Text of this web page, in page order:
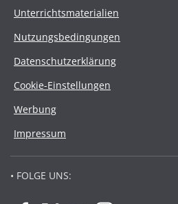
Unterrichtsmaterialien
Nutzungsbedingungen
Datenschutzerklärung
Cookie-Einstellungen
Werbung
Impressum
• FOLGE UNS: